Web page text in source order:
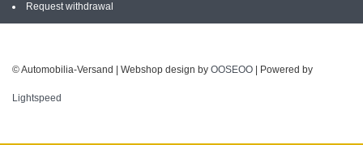
Request withdrawal
© Automobilia-Versand | Webshop design by OOSEOO | Powered by
Lightspeed